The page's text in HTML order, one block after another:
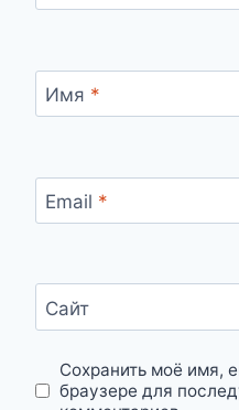
Имя *
Email *
Сайт
Сохранить моё имя,
браузере для